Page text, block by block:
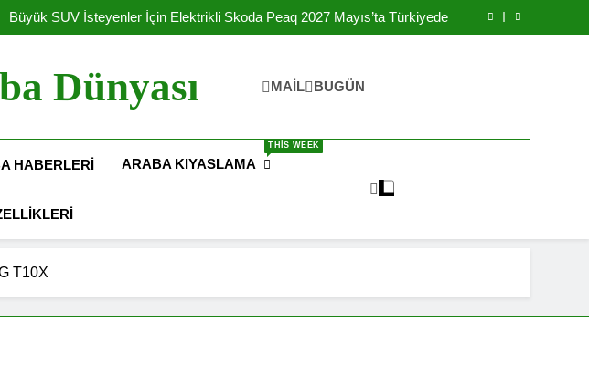
Sunulacak
Büyük SUV İsteyenler İçin Elektrikli Skoda Peaq 2027 Mayıs’ta Türkiyede
Amerika Elektrikli Okul Otobüsleri İle Şebekeyi Destekliyor
Büyük SUV İsteyenler İçin Elektrikli Skoda Peaq 2027 Mayıs’ta Türkiyede
Amerika Elektrikli Okul Otobüsleri İle Şebekeyi Destekliyor
Dünyası MAIL BUGÜN
HABERLERI ARABA KIYASLAMA
THIS WEEK
T10X